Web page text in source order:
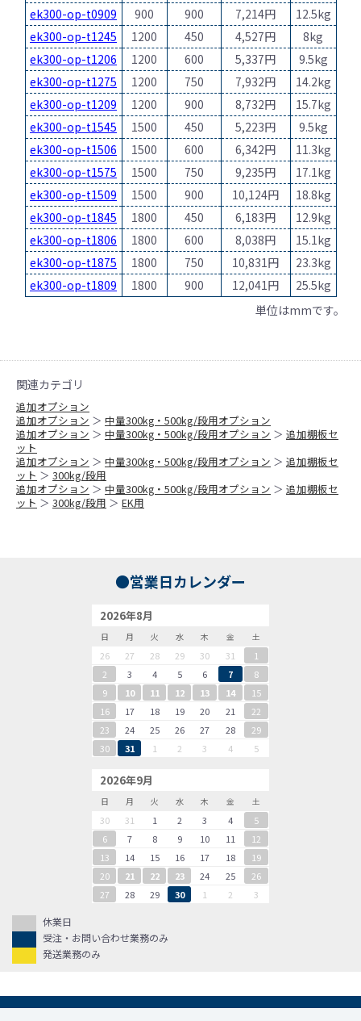
ek300-op-t0909 900 900 7,214円
12.5kg
ek300-op-t1245
1200 450 4,527円
8kg
ek300-op-t1206
1200 600 5,337円
9.5kg
ek300-op-t1275
1200 750 7,932円
14.2kg
ek300-op-t1209
1200 900 8,732円
15.7kg
ek300-op-t1545
1500 450 5,223円
9.5kg
ek300-op-t1506
1500 600 6,342円
11.3kg
ek300-op-t1575
1500 750 9,235円
17.1kg
ek300-op-t1509
1500 900 10,124円
18.8kg
ek300-op-t1845
1800 450 6,183円
12.9kg
ek300-op-t1806
1800 600 8,038円
15.1kg
ek300-op-t1875
1800 750 10,831円
23.3kg
ek300-op-t1809
1800 900 12,041円
25.5kg
単位はmmです。
関連カテゴリ
追加オプション
追加オプション ＞ 中量300kg・500kg/段用オプション
追加オプション ＞ 中量300kg・500kg/段用オプション ＞ 追加棚板セ
ット
追加オプション ＞ 中量300kg・500kg/段用オプション ＞ 追加棚板セ
ット ＞ 300kg/段用
追加オプション ＞ 中量300kg・500kg/段用オプション ＞ 追加棚板セ
ット ＞ 300kg/段用 ＞ EK用
●営業日カレンダー
2026年8月
日 月 火 水 木 金 土
26 27 28 29 30 31
1
2
3 4 5 6 7
8
9
10 11 12 13 14
15
16
17 18 19 20 21
22
23
24 25 26 27 28
29
30
31 1 2 3 4 5
2026年9月
日 月 火 水 木 金 土
30 31 1 2 3 4
5
6
7 8 9 10 11
12
13
14 15 16 17 18
19
20
21 22 23 24 25
26
27
28 29 30 1 2 3
休業日
受注・お問い合わせ業務のみ
発送業務のみ